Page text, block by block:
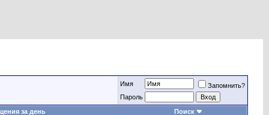
Имя
Запомнить?
Пароль
за день
Поиск